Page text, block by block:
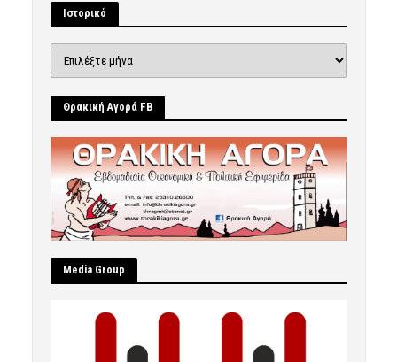
Ιστορικό
Θρακική Αγορά FB
Μedia Group